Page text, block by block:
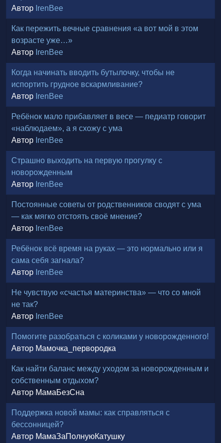
Автор IrenBee
Как пережить вечные сравнения «а вот мой в этом
возрасте уже…»
Автор IrenBee
Когда начинать вводить бутылочку, чтобы не
испортить грудное вскармливание?
Автор IrenBee
Ребёнок мало прибавляет в весе — педиатр говорит
«наблюдаем», а я схожу с ума
Автор IrenBee
Страшно выходить на первую прогулку с
новорожденным
Автор IrenBee
Постоянные советы от родственников сводят с ума
— как мягко отстоять своё мнение?
Автор IrenBee
Ребёнок всё время на руках — это нормально или я
сама себя загнала?
Автор IrenBee
Не чувствую «счастья материнства» — что со мной
не так?
Автор IrenBee
Помогите разобраться с коликами у новорожденного!
Автор Мамочка_первородка
Как найти баланс между уходом за новорожденным и
собственным отдыхом?
Автор МамаБезСна
Поддержка новой мамы: как справляться с
бессонницей?
Автор МамаЗаПолнуюКатушку